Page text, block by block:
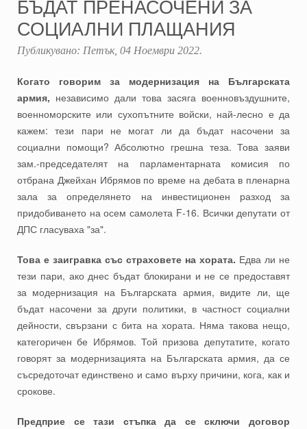
БЪДАТ ПРЕНАСОЧЕНИ ЗА
СОЦИАЛНИ ПЛАЩАНИЯ
Публикувано: Петък, 04 Ноември 2022.
Когато говорим за модернизация на Българската
армия, независимо дали това засяга военновъздушните,
военноморските или сухопътните войски, най-лесно е да
кажем: тези пари не могат ли да бъдат насочени за
социални помощи? Абсолютно грешна теза. Това заяви
зам.-председателят на парламентарната комисия по
отбрана Джейхан Ибрямов по време на дебата в пленарна
зала за определянето на инвестиционен разход за
придобиването на осем самолета F-16. Всички депутати от
ДПС гласуваха "за".
Това е заигравка със страховете на хората. Едва ли не
тези пари, ако днес бъдат блокирани и не се предоставят
за модернизация на Българската армия, видите ли, ще
бъдат насочени за други политики, в частност социални
дейности, свързани с бита на хората. Няма такова нещо,
категоричен бе Ибрямов. Той призова депутатите, когато
говорят за модернизацията на Българската армия, да се
съсредоточат единствено и само върху причини, кога, как и
срокове.
Предприе се тази стъпка да се сключи договор